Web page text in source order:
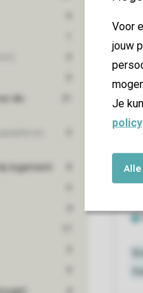
Voor
jouw
Je
policy